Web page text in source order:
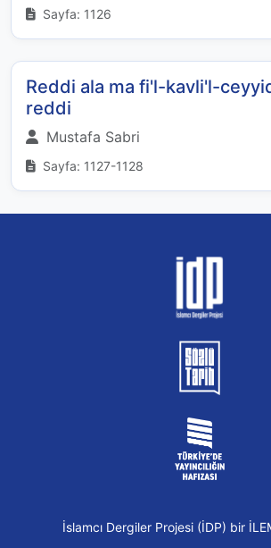
Sayfa: 1126
Reddi ala ma fi'l-kavli'l-
reddi
Mustafa Sabri
Sayfa: 1127-1128
İslamcı Dergiler Projesi (İDP) bir